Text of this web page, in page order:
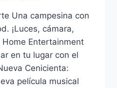
Una campesina con
¡Luces, cámara,
Home Entertainment
en tu lugar con el
Cenicienta:
película musical